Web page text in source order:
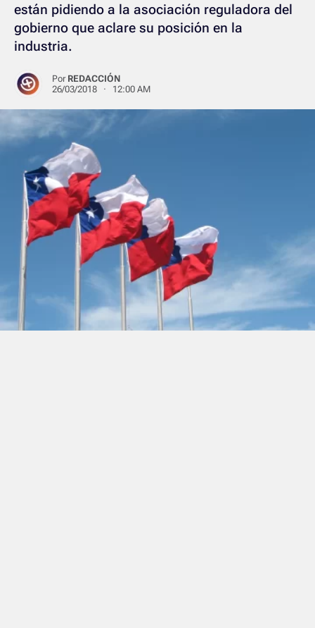
están pidiendo a la asociación reguladora del
gobierno que aclare su posición en la
industria.
Por REDACCIÓN
26/03/2018 · 12:00 AM